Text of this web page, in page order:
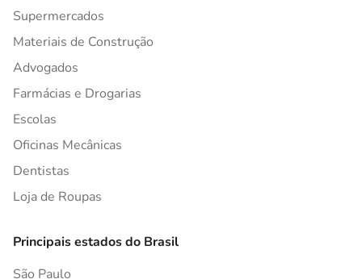
Supermercados
Materiais de Construção
Advogados
Farmácias e Drogarias
Escolas
Oficinas Mecânicas
Dentistas
Loja de Roupas
Principais estados do Brasil
São Paulo